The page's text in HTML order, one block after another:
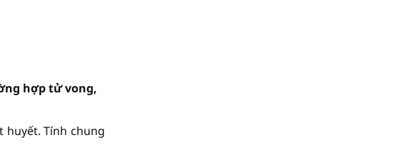
hợp tử vong,
huyết. Tính chung